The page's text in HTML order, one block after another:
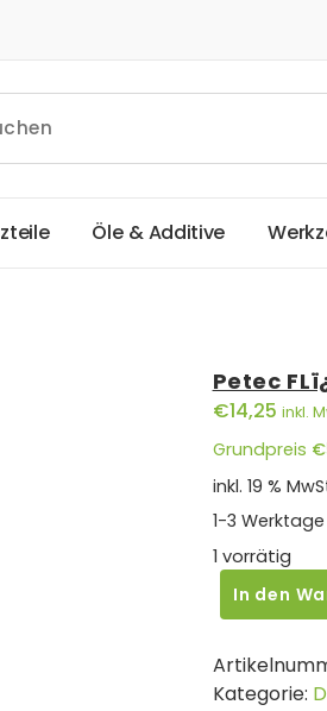
zteile Öle &Additive Werkz
Petec
€14,25 inkl.
Grundpreis €
inkl. 19 %
1-3 Werktage
1 vorrätig
Petec
SB-
KARTE
In den
Kategorie: